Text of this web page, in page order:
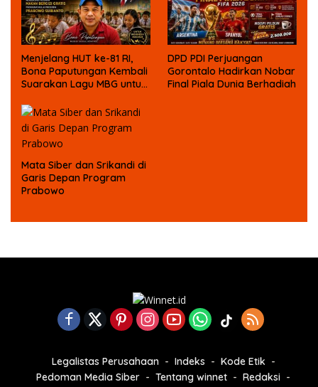
Menjelang HUT ke-81 RI,
Bona Paputungan Kembali
Suarakan Lagu MBG untuk
DPD PDI Perjuangan
Gorontalo Hadirkan Nobar
Final Piala Dunia Berhadiah
Mata Siber dan Srikandi di
Garis Depan Program
Prabowo
Legalistas Perusahaan Indeks
Kode Etik
Pedoman Media Siber
Tentang winnet
Redaksi